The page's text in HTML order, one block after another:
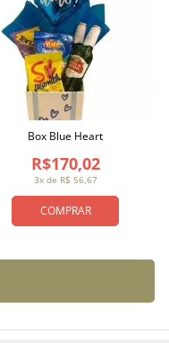
COMPRAR
3x de R$ 56,67
R$170,02
Box Blue Heart